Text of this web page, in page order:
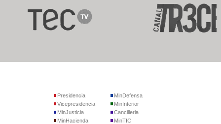
Presidencia
Vicepresidencia
MinJusticia
MinDefensa
MinInterior
Cancilleria
MinHacienda
MinTIC